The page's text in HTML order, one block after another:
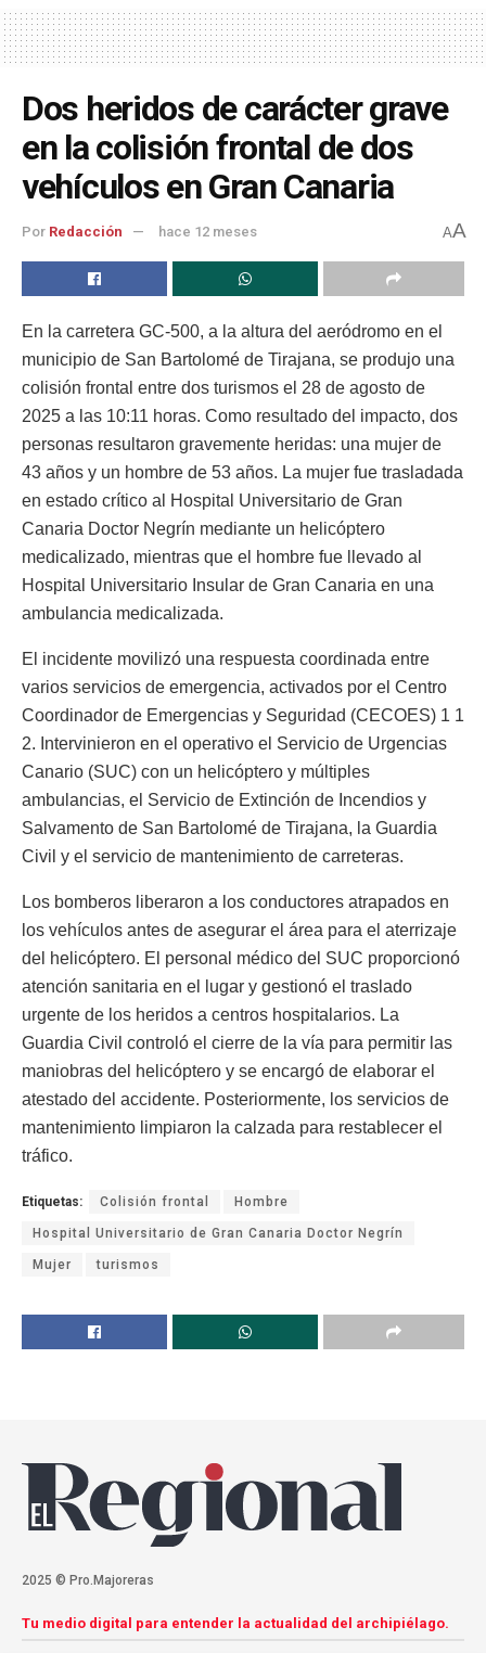
Dos heridos de carácter grave
en la colisión frontal de dos
vehículos en Gran Canaria
Por Redacción hace 12 meses AA
En la carretera GC-500, a la altura del aeródromo en el
municipio de San Bartolomé de Tirajana, se produjo una
colisión frontal entre dos turismos el 28 de agosto de
2025 a las 10:11 horas. Como resultado del impacto, dos
personas resultaron gravemente heridas: una mujer de
43 años y un hombre de 53 años. La mujer fue trasladada
en estado crítico al Hospital Universitario de Gran
Canaria Doctor Negrín mediante un helicóptero
medicalizado, mientras que el hombre fue llevado al
Hospital Universitario Insular de Gran Canaria en una
ambulancia medicalizada.
El incidente movilizó una respuesta coordinada entre
varios servicios de emergencia, activados por el Centro
Coordinador de Emergencias y Seguridad (CECOES) 1 1
2. Intervinieron en el operativo el Servicio de Urgencias
Canario (SUC) con un helicóptero y múltiples
ambulancias, el Servicio de Extinción de Incendios y
Salvamento de San Bartolomé de Tirajana, la Guardia
Civil y el servicio de mantenimiento de carreteras.
Los bomberos liberaron a los conductores atrapados en
los vehículos antes de asegurar el área para el aterrizaje
del helicóptero. El personal médico del SUC proporcionó
atención sanitaria en el lugar y gestionó el traslado
urgente de los heridos a centros hospitalarios. La
Guardia Civil controló el cierre de la vía para permitir las
maniobras del helicóptero y se encargó de elaborar el
atestado del accidente. Posteriormente, los servicios de
mantenimiento limpiaron la calzada para restablecer el
tráfico.
Etiquetas: Colisión frontal Hombre
Hospital Universitario de Gran Canaria Doctor Negrín
Mujer turismos
2025 © Pro.Majoreras
Tu medio digital para entender la actualidad del archipiélago.